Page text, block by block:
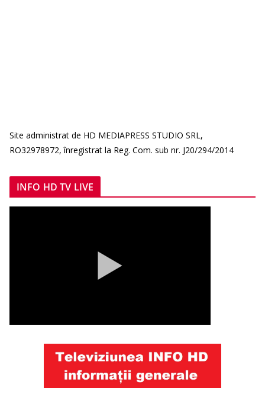
Site administrat de HD MEDIAPRESS STUDIO SRL,
RO32978972, înregistrat la Reg. Com. sub nr. J20/294/2014
INFO HD TV LIVE